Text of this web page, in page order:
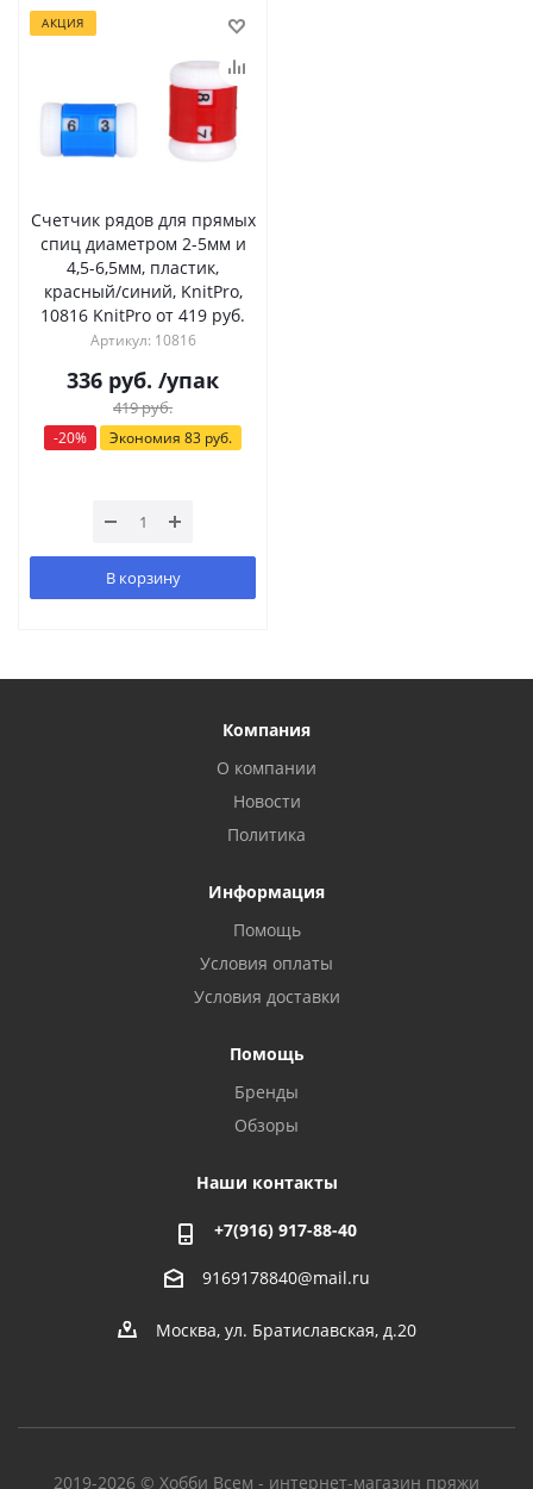
АКЦИЯ
Счетчик рядов для прямых
спиц диаметром 2-5мм и
4,5-6,5мм, пластик,
красный/синий, KnitPro,
10816 KnitPro от 419 руб.
Артикул: 10816
336 руб. /упак
419руб.
-20% Экономия 83 руб.
В корзину
Компания
О компании
Новости
Политика
Информация
Помощь
Условия оплаты
Условия доставки
Помощь
Бренды
Обзоры
Наши контакты
+7(916) 917-88-40
9169178840@mail.ru
Москва, ул. Братиславская, д.20
2019-2026 © Хобби Всем - интернет-магазин пряжи